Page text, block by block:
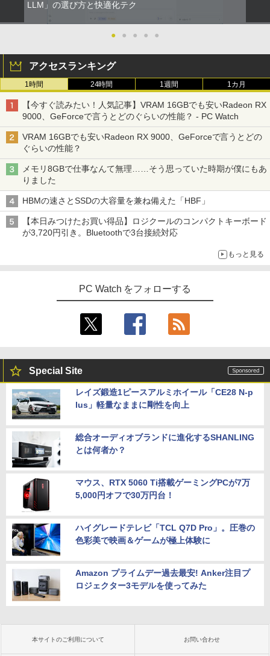
LLM」の選び方と快適化テク
● ● ● ● ●
アクセスランキング
1時間 24時間 1週間 1カ月
【今すぐ読みたい！人気記事】VRAM 16GBでも安いRadeon RX
9000、GeForceで言うとどのぐらいの性能？ - PC Watch
VRAM 16GBでも安いRadeon RX 9000、GeForceで言うとどの
ぐらいの性能？
メモリ8GBで仕事なんて無理……そう思っていた時期が僕にもあ
りました
HBMの速さとSSDの大容量を兼ね備えた「HBF」
【本日みつけたお買い得品】ロジクールのコンパクトキーボード
が3,720円引き。Bluetoothで3台接続対応
もっと見る
PC Watch をフォローする
Special Site
レイズ鍛造1ピースアルミホイール「CE28 N-p
lus」軽量なままに剛性を向上
総合オーディオブランドに進化するSHANLING
とは何者か？
マウス、RTX 5060 Ti搭載ゲーミングPCが7万
5,000円オフで30万円台！
ハイグレードテレビ「TCL Q7D Pro」。圧巻の
色彩美で映画＆ゲームが極上体験に
Amazon プライムデー過去最安! Anker注目プ
ロジェクター3モデルを使ってみた
本サイトのご利用について お問い合わせ